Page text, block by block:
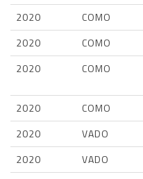
2020
COMO
2020
COMO
2020
COMO
2020
COMO
2020
VADO
2020
VADO